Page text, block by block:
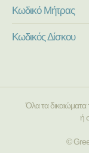
Κωδικό Μήτρας
Κωδικός Δίσκου
Όλα τα
ή
©